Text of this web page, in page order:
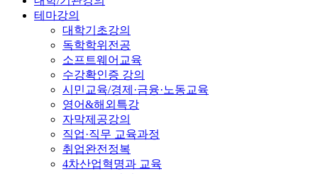
테마강의
대학기초강의
독학학위전공
소프트웨어교육
수강확인증 강의
시민교육/경제·금융·노동교육
영어&해외특강
자막제공강의
직업·직무 교육과정
취업완전정복
4차산업혁명과 교육